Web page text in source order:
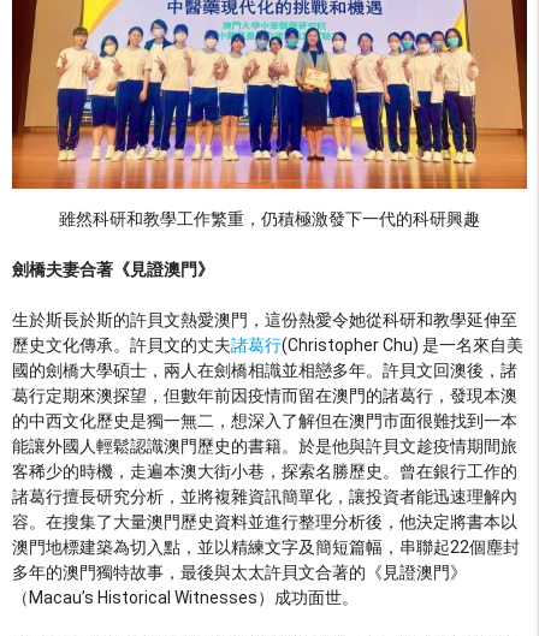
雖然科研和教學工作繁重，仍積極激發下一代的科研興趣
劍橋夫妻合著《見證澳門》
生於斯長於斯的許貝文熱愛澳門，這份熱愛令她從科研和教學延伸至
歷史文化傳承。許貝文的丈夫諸葛行(Christopher Chu) 是一名來自美
國的劍橋大學碩士，兩人在劍橋相識並相戀多年。許貝文回澳後，諸
葛行定期來澳探望，但數年前因疫情而留在澳門的諸葛行，發現本澳
的中西文化歷史是獨一無二，想深入了解但在澳門市面很難找到一本
能讓外國人輕鬆認識澳門歷史的書籍。於是他與許貝文趁疫情期間旅
客稀少的時機，走遍本澳大街小巷，探索名勝歷史。曾在銀行工作的
諸葛行擅長研究分析，並將複雜資訊簡單化，讓投資者能迅速理解內
容。在搜集了大量澳門歷史資料並進行整理分析後，他決定將書本以
澳門地標建築為切入點，並以精練文字及簡短篇幅，串聯起22個塵封
多年的澳門獨特故事，最後與太太許貝文合著的《見證澳門》
（Macau’s Historical Witnesses）成功面世。